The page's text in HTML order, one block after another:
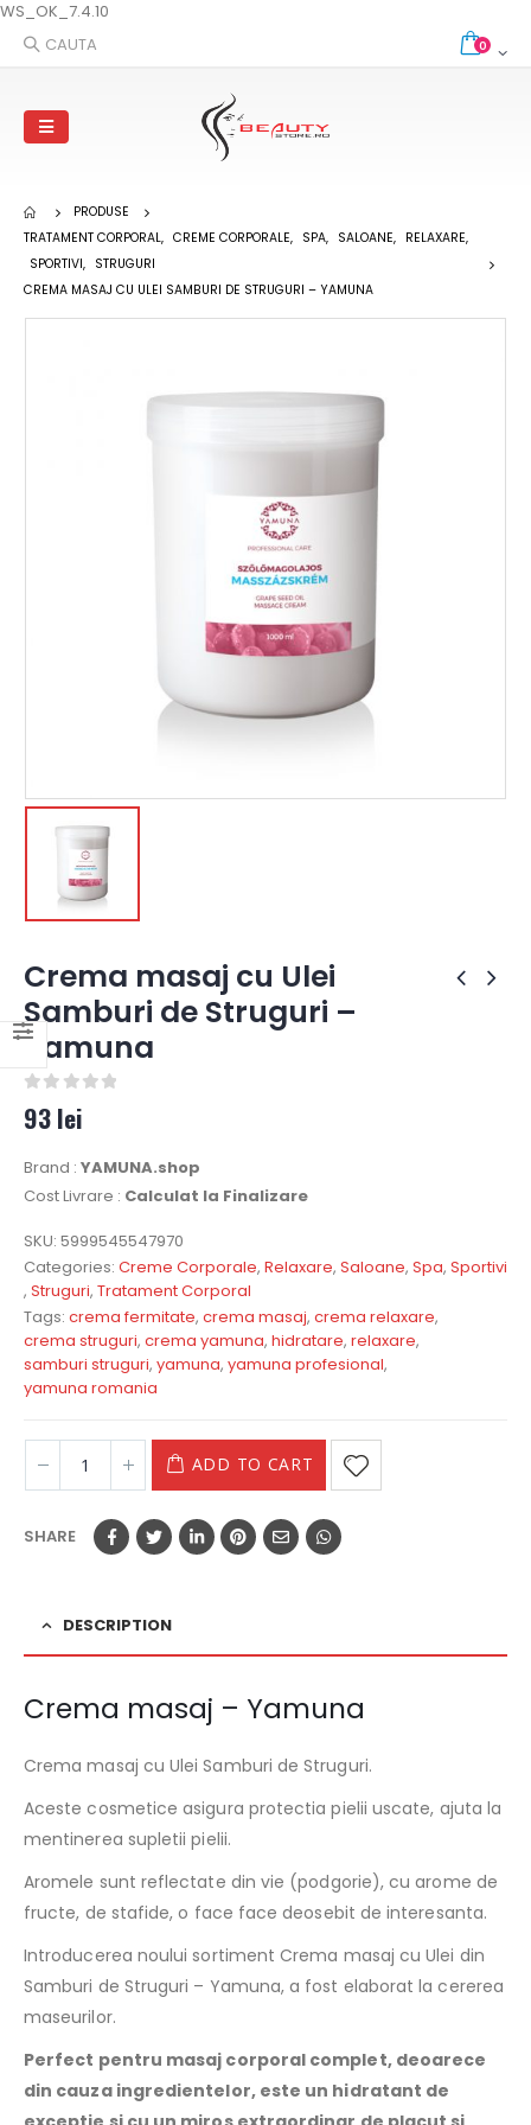
WS_OK_7.4.10
CAUTA
0
PRODUSE
TRATAMENT CORPORAL, CREME CORPORALE, SPA, SALOANE, RELAXARE,
SPORTIVI, STRUGURI
CREMA MASAJ CU ULEI SAMBURI DE STRUGURI – YAMUNA
Crema masaj cu Ulei
Samburi de Struguri –
Yamuna
93lei
Brand : YAMUNA.shop
Cost Livrare : Calculat la Finalizare
SKU: 5999545547970
Categories: Creme Corporale, Relaxare, Saloane, Spa, Sportivi
, Struguri, Tratament Corporal
Tags: crema fermitate, crema masaj, crema relaxare,
crema struguri, crema yamuna, hidratare, relaxare,
samburi struguri, yamuna, yamuna profesional,
yamuna romania
ADD TO CART
SHARE
DESCRIPTION
Crema masaj – Yamuna
Crema masaj cu Ulei Samburi de Struguri.
Aceste cosmetice asigura protectia pielii uscate, ajuta la
mentinerea supletii pielii.
Aromele sunt reflectate din vie (podgorie), cu arome de
fructe, de stafide, o face face deosebit de interesanta.
Introducerea noului sortiment Crema masaj cu Ulei din
Samburi de Struguri – Yamuna, a fost elaborat la cererea
maseurilor.
Perfect pentru masaj corporal complet, deoarece
din cauza ingredientelor, este un hidratant de